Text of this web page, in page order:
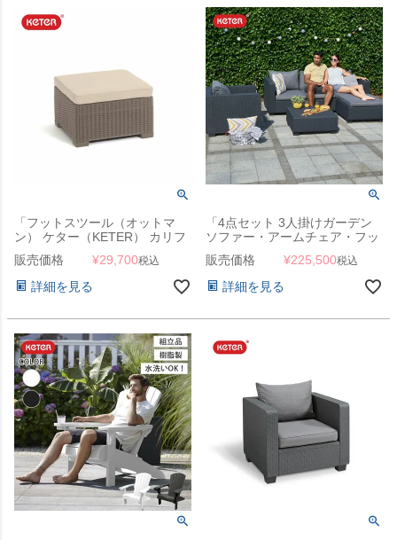
「フットスツール（オットマ
ン） ケター（KETER） カリフ
ォルニア（California Footstool
154374）」
販売価格 ¥29,700税込
詳細を見る
「4点セット 3人掛けガーデン
ソファー・アームチェア・フッ
トスツール（オットマン）・テ
ーブル ケター （KETER） サル
タ」【単品販売可】
販売価格 ¥225,500税込
詳細を見る